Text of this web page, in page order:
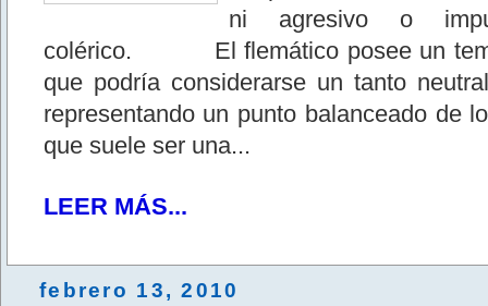
ni agresivo o
colérico. El flemático posee un
que podría considerarse un tanto
representando un punto balanceado de
que suele ser una...
LEER MÁS...
febrero 13, 2010